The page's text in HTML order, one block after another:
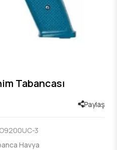
Tabancası
Paylaş
3
Havya